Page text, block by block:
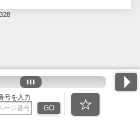
328
号を入力
GO